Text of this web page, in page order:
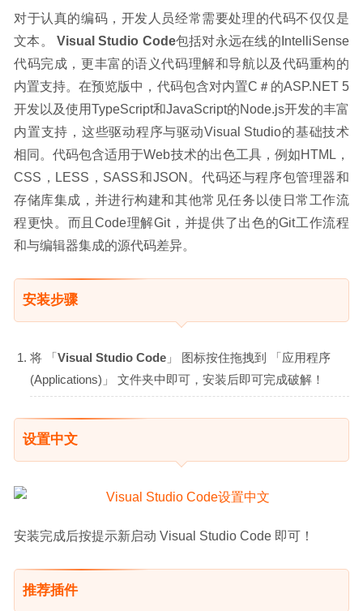
对于认真的编码，开发人员经常需要处理的代码不仅仅是
文本。 Visual Studio Code包括对永远在线的IntelliSense
代码完成，更丰富的语义代码理解和导航以及代码重构的
内置支持。在预览版中，代码包含对内置C＃的ASP.NET 5
开发以及使用TypeScript和JavaScript的Node.js开发的丰富
内置支持，这些驱动程序与驱动Visual Studio的基础技术
相同。代码包含适用于Web技术的出色工具，例如HTML，
CSS，LESS，SASS和JSON。代码还与程序包管理器和
存储库集成，并进行构建和其他常见任务以使日常工作流
程更快。而且Code理解Git，并提供了出色的Git工作流程
和与编辑器集成的源代码差异。
安装步骤
将 「Visual Studio Code 」 图标按住拖拽到 「应用程序
(Applications)」 文件夹中即可，安装后即可完成破解！
设置中文
安装完成后按提示新启动 Visual Studio Code 即可！
推荐插件